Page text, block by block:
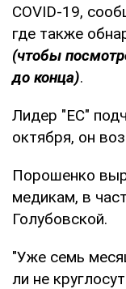
COVID-19,
где также
(чтобы
до конца).
Лидер "ЕС"
октября, он
Порошенко
медикам, в
Голубовской.
"Уже семь
ли не